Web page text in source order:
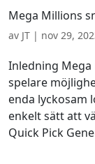
Mega Millions
av JT | nov 29,
Inledning
spelare
enda lyckosam
enkelt sätt att
Quick Pick